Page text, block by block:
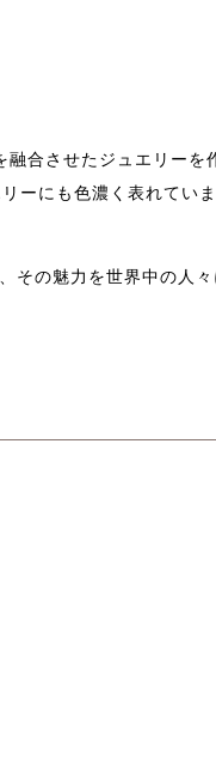
合させたジュエリーを
ーにも色濃く表れていま
の魅力を世界中の人